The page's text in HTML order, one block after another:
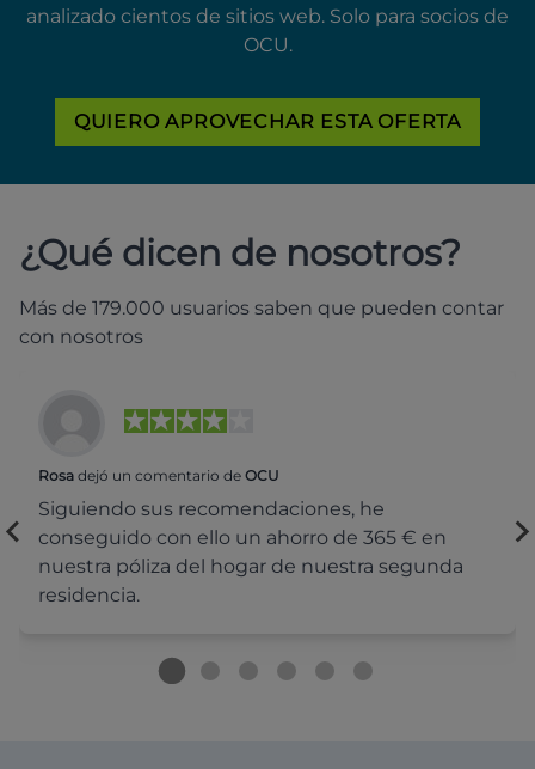
analizado cientos de sitios web. Solo para socios de
OCU.
QUIERO APROVECHAR ESTA OFERTA
¿Qué dicen de nosotros?
Más de 179.000 usuarios saben que pueden contar
con nosotros
Rosa dejó un comentario de OCU
Siguiendo sus recomendaciones, he
conseguido con ello un ahorro de 365 € en
nuestra póliza del hogar de nuestra segunda
residencia.